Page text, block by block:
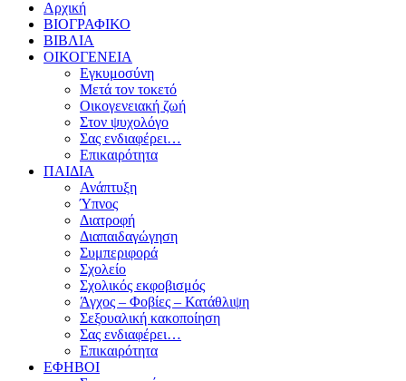
Αρχική
ΒΙΟΓΡΑΦΙΚΟ
ΒΙΒΛΙΑ
ΟΙΚΟΓΕΝΕΙΑ
Εγκυμοσύνη
Μετά τον τοκετό
Οικογενειακή ζωή
Στον ψυχολόγο
Σας ενδιαφέρει…
Επικαιρότητα
ΠΑΙΔΙΑ
Ανάπτυξη
Ύπνος
Διατροφή
Διαπαιδαγώγηση
Συμπεριφορά
Σχολείο
Σχολικός εκφοβισμός
Άγχος – Φοβίες – Κατάθλιψη
Σεξουαλική κακοποίηση
Σας ενδιαφέρει…
Επικαιρότητα
ΕΦΗΒΟΙ